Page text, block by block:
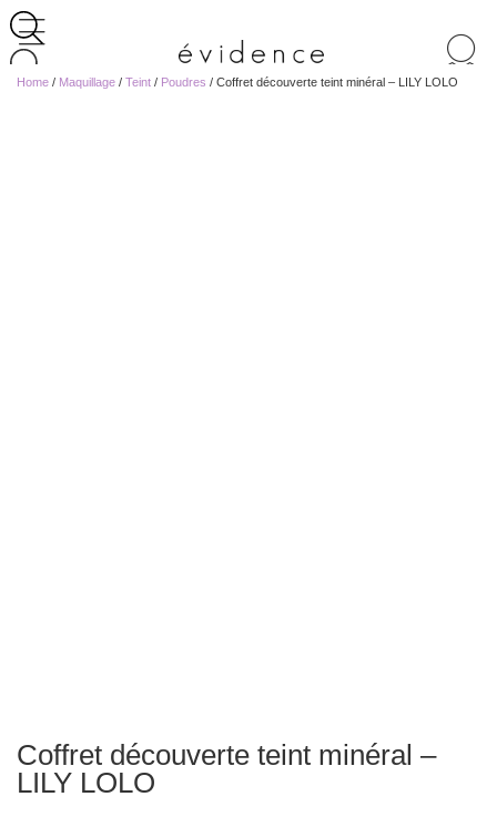
de
Home / Maquillage / Teint / Poudres / Coffret découverte teint minéral – LILY LOLO
Coffret découverte teint minéral –
LILY LOLO